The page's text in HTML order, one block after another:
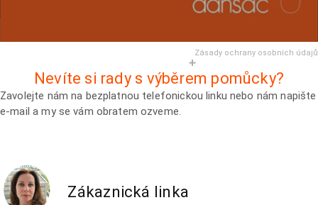
Zásady ochrany osobních údajů
Nevíte si rady s výběrem pomůcky?
Zavolejte nám na bezplatnou telefonickou linku nebo nám napište
e-mail a my se vám obratem ozveme.
Zákaznická linka